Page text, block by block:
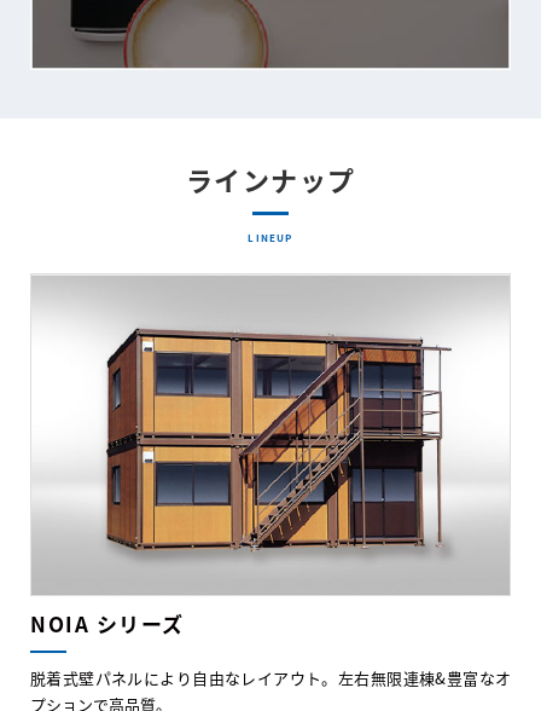
ラインナップ
LINEUP
NOIA シリーズ
脱着式壁パネルにより自由なレイアウト。左右無限連棟&豊富なオ
プションで高品質。